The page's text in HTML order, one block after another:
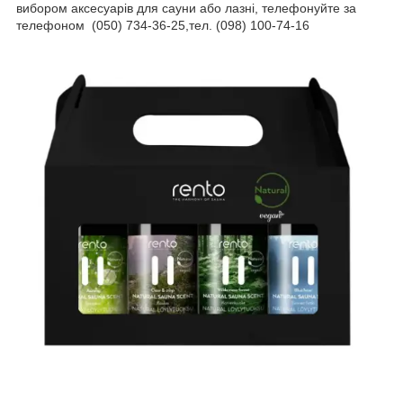
вибором аксесуарів для сауни або лазні, телефонуйте за
телефоном (050) 734-36-25,тел. (098) 100-74-16